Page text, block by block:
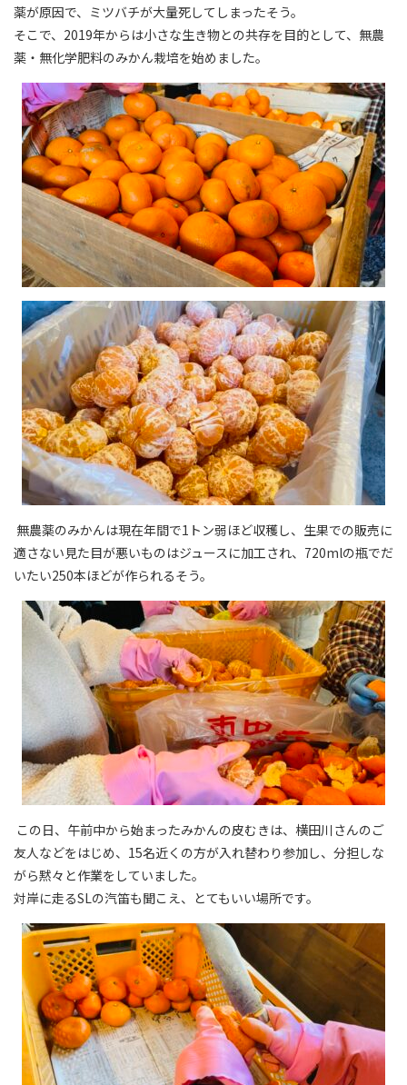
薬が原因で、ミツバチが大量死してしまったそう。
そこで、 2019年からは小さな生き物との共存を目的として、無農
薬・無化学肥料のみかん栽培を始めました。
無農薬のみかんは現在年間で1 トン弱ほど収穫し、生果での販売に
適さない見た目が悪いものはジュースに加工され、 720mlの瓶でだ
いたい250本ほどが作られるそう。
この日、午前中から始まったみかんの皮むきは、横田川さんのご
友人などをはじめ、 15名近くの方が入れ替わり参加し、分担しな
がら黙々と作業をしていました。
対岸に走るSLの汽笛も聞こえ、とてもいい場所です。